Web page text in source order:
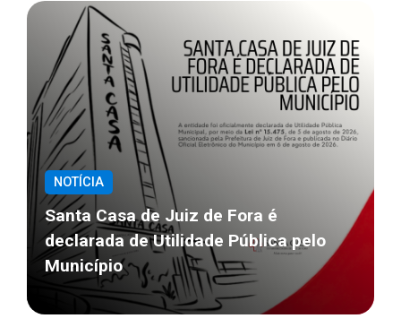
NOTÍCIA
Santa Casa de Juiz de Fora é
declarada de Utilidade Pública pelo
Município